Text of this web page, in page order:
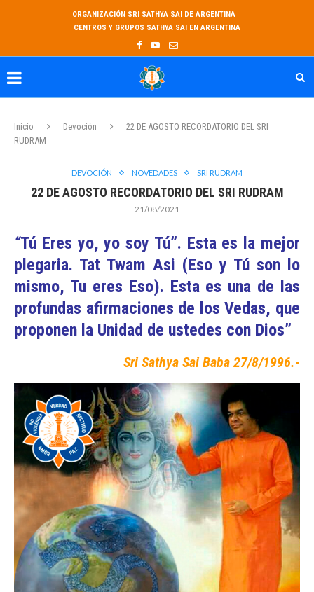
ORGANIZACIÓN SRI SATHYA SAI DE ARGENTINA
CENTROS Y GRUPOS SATHYA SAI EN ARGENTINA
Inicio Devoción
22 DE AGOSTO RECORDATORIO DEL SRI
RUDRAM
DEVOCIÓN NOVEDADES SRI RUDRAM
22 DE AGOSTO RECORDATORIO DEL SRI RUDRAM
21/08/2021
“Tú Eres yo, yo soy Tú”. Esta es la mejor
plegaria. Tat Twam Asi (Eso y Tú son lo
mismo, Tu eres Eso). Esta es una de las
profundas afirmaciones de los Vedas, que
proponen la Unidad de ustedes con Dios”
Sri Sathya Sai Baba 27/8/1996.-